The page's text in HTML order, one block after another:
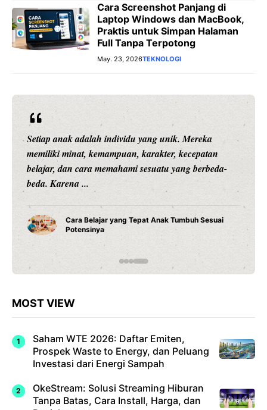
Cara Screenshot Panjang di
Laptop Windows dan MacBook,
Praktis untuk Simpan Halaman
Full Tanpa Terpotong
May. 23, 2026TEKNOLOGI
Setiap anak adalah individu yang unik. Mereka
memiliki minat, kemampuan, karakter, kecepatan
belajar, dan cara memahami sesuatu yang berbeda-
beda. Karena ...
Cara Belajar yang Tepat Anak Tumbuh Sesuai
Potensinya
MOST VIEW
Saham WTE 2026: Daftar Emiten,
Prospek Waste to Energy, dan Peluang
Investasi dari Energi Sampah
OkeStream: Solusi Streaming Hiburan
Tanpa Batas, Cara Install, Harga, dan